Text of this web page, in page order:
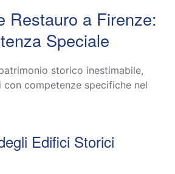
Restauro a Firenze:
Speciale
storico inestimabile,
competenze specifiche nel
Edifici Storici